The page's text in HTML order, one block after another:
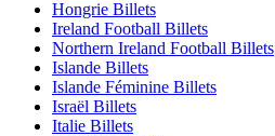
Hongrie Billets
Ireland Football Billets
Northern Ireland Football Billets
Islande Billets
Islande Féminine Billets
Israël Billets
Italie Billets